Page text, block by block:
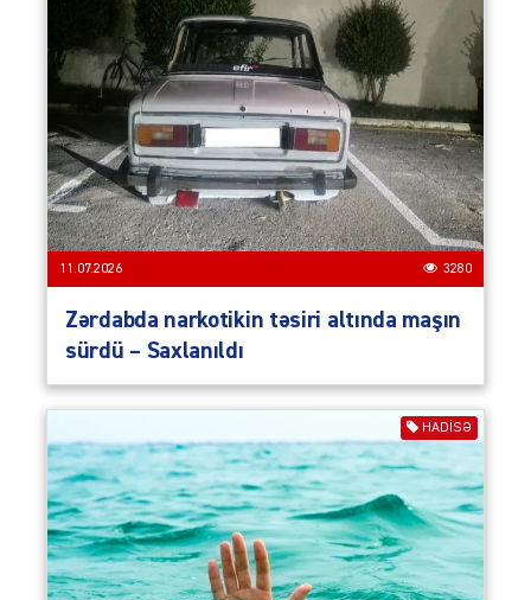
11.07.2026 3280
Zərdabda narkotikin təsiri altında maşın
sürdü – Saxlanıldı
HADISƏ